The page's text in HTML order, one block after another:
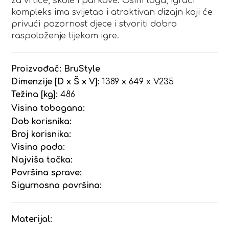
kompleks ima svijetao i atraktivan dizajn koji će
privući pozornost djece i stvoriti dobro
raspoloženje tijekom igre.
Proizvođač: BruStyle
Dimenzije [D x Š x V]: 1389 x 649 x V235
Težina [kg]: 486
Visina tobogana:
Dob korisnika:
Broj korisnika:
Visina pada:
Najviša točka:
Površina sprave:
Sigurnosna površina:
Materijal: